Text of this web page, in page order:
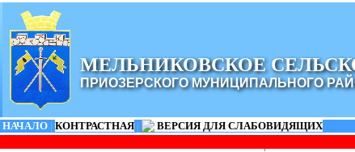
МЕЛЬНИКОВСКОЕ
ПРИОЗЕРСКОГО МУНИЦИПАЛЬНОГО
НАЧАЛО | КОНТРАСТНАЯ |
ВЕРСИЯ ДЛЯ СЛАБОВИДЯЩИХ